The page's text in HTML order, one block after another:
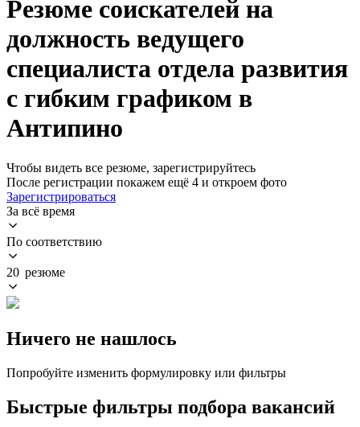
Резюме соискателей на
должность ведущего
специалиста отдела развития
с гибким графиком в
Антипино
Чтобы видеть все резюме, зарегистрируйтесь
После регистрации покажем ещё 4 и откроем фото
Зарегистрироваться
За всё время
По соответствию
20 резюме
Ничего не нашлось
Попробуйте изменить формулировку или фильтры
Быстрые фильтры подбора вакансий